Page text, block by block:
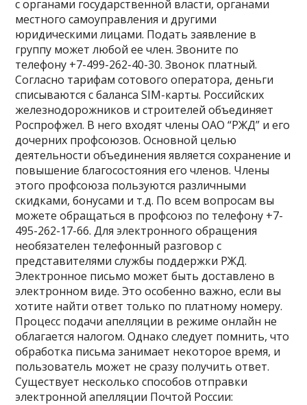
с органами государственной власти, органами
местного самоуправления и другими
юридическими лицами. Подать заявление в
группу может любой ее член. Звоните по
телефону +7-499-262-40-30. Звонок платный.
Согласно тарифам сотового оператора, деньги
списываются с баланса SIM-карты. Российских
железнодорожников и строителей объединяет
Роспрофжел. В него входят члены ОАО “РЖД” и его
дочерних профсоюзов. Основной целью
деятельности объединения является сохранение и
повышение благосостояния его членов. Члены
этого профсоюза пользуются различными
скидками, бонусами и т.д. По всем вопросам вы
можете обращаться в профсоюз по телефону +7-
495-262-17-66. Для электронного обращения
необязателен телефонный разговор с
представителями службы поддержки РЖД.
Электронное письмо может быть доставлено в
электронном виде. Это особенно важно, если вы
хотите найти ответ только по платному номеру.
Процесс подачи апелляции в режиме онлайн не
облагается налогом. Однако следует помнить, что
обработка письма занимает некоторое время, и
пользователь может не сразу получить ответ.
Существует несколько способов отправки
электронной апелляции Почтой России: